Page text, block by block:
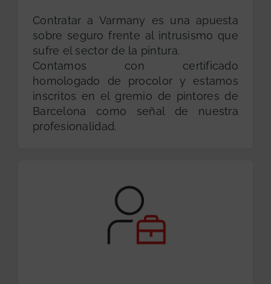
Contratar a Varmany es una apuesta
sobre seguro frente al intrusismo que
sufre el sector de la pintura.
Contamos con certificado
homologado de procolor y estamos
inscritos en el gremio de pintores de
Barcelona como señal de nuestra
profesionalidad.